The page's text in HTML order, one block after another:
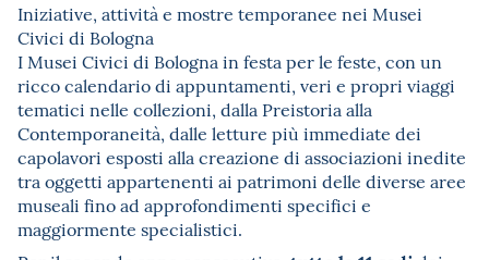
Iniziative, attività e mostre temporanee nei Musei
Civici di Bologna
I Musei Civici di Bologna in festa per le feste, con un
ricco calendario di appuntamenti, veri e propri viaggi
tematici nelle collezioni, dalla Preistoria alla
Contemporaneità, dalle letture più immediate dei
capolavori esposti alla creazione di associazioni inedite
tra oggetti appartenenti ai patrimoni delle diverse aree
museali fino ad approfondimenti specifici e
maggiormente specialistici.